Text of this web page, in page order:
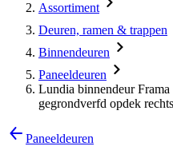
Assortiment
Deuren, ramen & trappen
Binnendeuren
Paneeldeuren
Lundia binnendeur
gegrondverfd opdek
Paneeldeuren